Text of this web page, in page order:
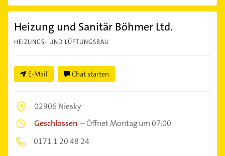
Heizung und Sanitär Böhmer Ltd.
HEIZUNGS- UND LÜFTUNGSBAU
E-Mail Chat starten
02906 Niesky
Geschlossen –Öffnet Montag um 07:00
0171 1 20 48 24